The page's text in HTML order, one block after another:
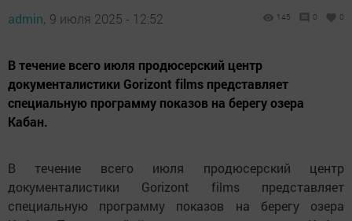
admin, 9 июля 2025 - 12:52 145 0 0
В течение всего июля продюсерский центр
документалистики Gorizont films представляет
специальную программу показов на берегу озера
Кабан.
В течение всего июля продюсерский центр
документалистики Gorizont films представляет
специальную программу показов на берегу озера